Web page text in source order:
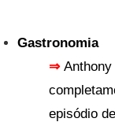
Gastronomia
⇒Anthony
episódio de